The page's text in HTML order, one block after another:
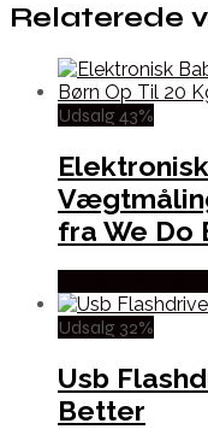
Relaterede
Udsalg 43%
fra We Do
Udsalg 32%
Usb
Better